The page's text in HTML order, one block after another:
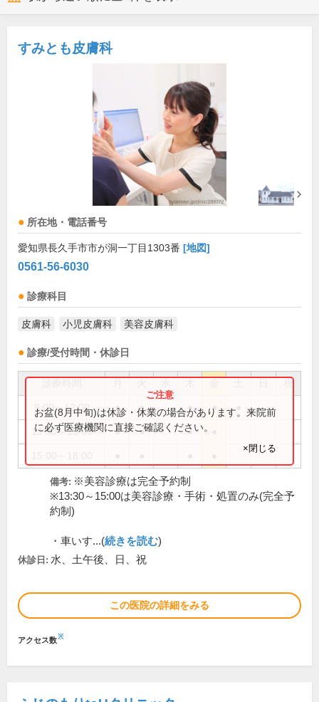
すみとも皮膚科
所在地・電話番号
愛知県長久手市市が洞一丁目1303番 [地図]
0561-56-6030
診療科目
皮膚科 小児皮膚科 美容皮膚科
診療/受付時間・休診日
祝
9:00～12:00 ● ● ● ●
13:30～15:00 ● ● ●
お盆(8月中旬)は休診・休業の場合があります。来院前
に必ず医療機関に直接ご確認ください。
×閉じる
備考: ※美容診療は完全予約制
※13:30～15:00は美容診療・手術・処置のみ(完全予
約制)
・車いす...(続きを読む)
休診日: 水、土午後、日、祝
この医院の詳細をみる
アクセス数※